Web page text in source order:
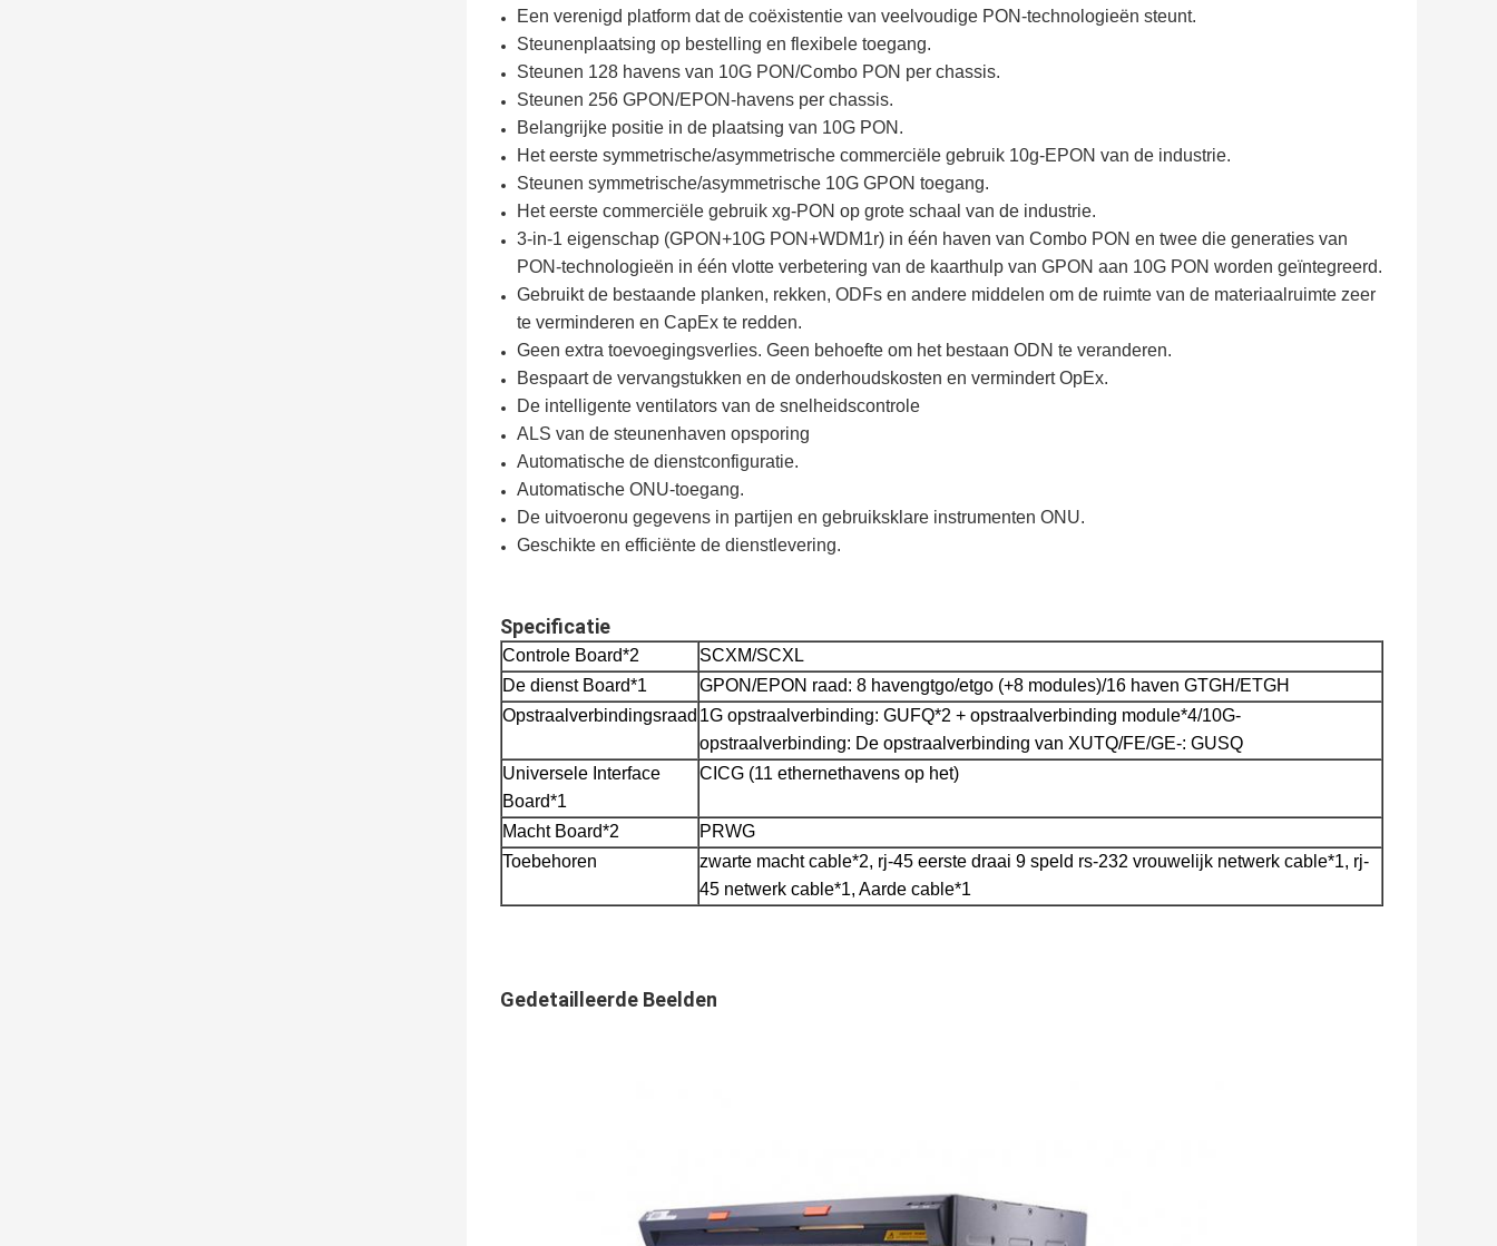
Een verenigd platform dat de coëxistentie van veelvoudige PON-technologieën steunt.
Steunenplaatsing op bestelling en flexibele toegang.
Steunen 128 havens van 10G PON/Combo PON per chassis.
Steunen 256 GPON/EPON-havens per chassis.
Belangrijke positie in de plaatsing van 10G PON.
Het eerste symmetrische/asymmetrische commerciële gebruik 10g-EPON van de industrie.
Steunen symmetrische/asymmetrische 10G GPON toegang.
Het eerste commerciële gebruik xg-PON op grote schaal van de industrie.
3-in-1 eigenschap (GPON+10G PON+WDM1r) in één haven van Combo PON en twee die generaties van
PON-technologieën in één vlotte verbetering van de kaarthulp van GPON aan 10G PON worden geïntegreerd.
Gebruikt de bestaande planken, rekken, ODFs en andere middelen om de ruimte van de materiaalruimte zeer
te verminderen en CapEx te redden.
Geen extra toevoegingsverlies. Geen behoefte om het bestaan ODN te veranderen.
Bespaart de vervangstukken en de onderhoudskosten en vermindert OpEx.
De intelligente ventilators van de snelheidscontrole
ALS van de steunenhaven opsporing
Automatische de dienstconfiguratie.
Automatische ONU-toegang.
De uitvoeronu gegevens in partijen en gebruiksklare instrumenten ONU.
Geschikte en efficiënte de dienstlevering.
Specificatie
Controle Board*2
SCXM/SCXL
De dienst Board*1
GPON/EPON raad: 8 havengtgo/etgo (+8 modules)/16 haven GTGH/ETGH
Opstraalverbindingsraad 1G opstraalverbinding: GUFQ*2 + opstraalverbinding module*4/10G-
opstraalverbinding: De opstraalverbinding van XUTQ/FE/GE-: GUSQ
Universele Interface
Board*1
CICG (11 ethernethavens op het)
Macht Board*2
PRWG
Toebehoren
zwarte macht cable*2, rj-45 eerste draai 9 speld rs-232 vrouwelijk netwerk cable*1, rj-
45 netwerk cable*1, Aarde cable*1
Gedetailleerde Beelden